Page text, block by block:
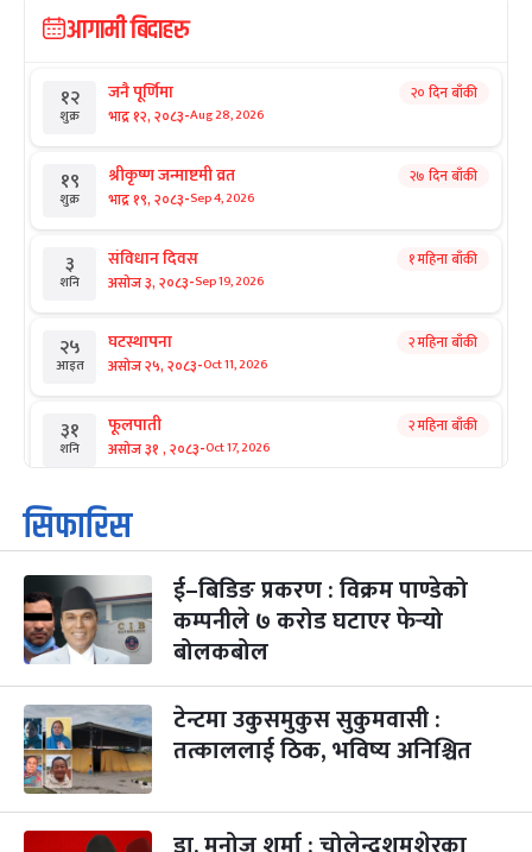
आगामी बिदाहरु
१२
शुक्र
जनै पूर्णिमा
भाद्र १२, २०८३-Aug 28, 2026
२० दिन बाँकी
१९
शुक्र
श्रीकृष्ण जन्माष्टमी व्रत
भाद्र १९, २०८३-Sep 4, 2026
२७ दिन बाँकी
३
शनि
संविधान दिवस
असोज ३, २०८३-Sep 19, 2026
१ महिना बाँकी
२५
आइत
घटस्थापना
असोज २५, २०८३-Oct 11, 2026
२ महिना बाँकी
३१
शनि
फूलपाती
असोज ३१ , २०८३-Oct 17, 2026
२ महिना बाँकी
१
आइत
कार्तिक सङ्क्रान्ति
कार्तिक १, २०८३
३
मंगल
महानवमी
कार्तिक ३, २०८३-Oct 20, 2026
२ महिना बाँकी
४
५
बिहि
पापा‌ङ्कुशा एकादशी व्रत
कार्तिक ५, २०८३
२ महिना बाँकी
कुकुर तिहार ३ महिना बाँकी
सिफारिस
ई–बिडिङ प्रकरण : विक्रम पाण्डेको
कम्पनीले ७ करोड घटाएर फेर्‍यो
बोलकबोल
टेन्टमा उकुसमुकुस सुकुमवासी :
तत्काललाई ठिक, भविष्य अनिश्चित